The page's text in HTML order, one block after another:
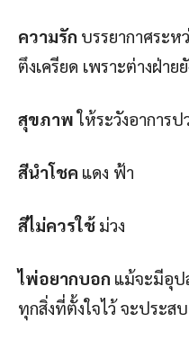
ความรัก บรรยากาศระห
ตึงเครียด เพราะต่างฝ่า
สุขภาพให้ระวังอาการ
สีนำโชค แดง ฟ้า
สีไม่ควรใช้ ม่วง
ไพ่อยากบอก แม้จะมีอุป
ทุกสิ่งที่ตั้งใจไว้ จะประส